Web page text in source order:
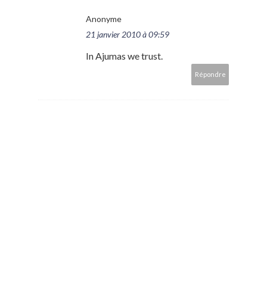
Anonyme
21 janvier 2010 à 09:59
In Ajumas we trust.
Répondre